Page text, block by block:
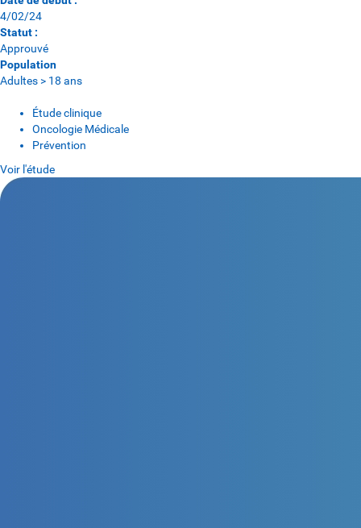
4/02/24
Statut :
Approuvé
Population
Adultes > 18 ans
Étude clinique
Oncologie Médicale
Prévention
Voir l'étude